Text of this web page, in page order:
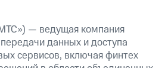
— ведущая компания
данных и доступа
сервисов, включая финтех